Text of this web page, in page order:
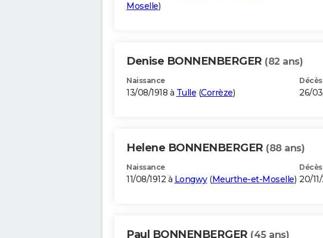
Moselle)
Denise BONNENBERGER (82 ans)
Naissance
13/08/1918 à Tulle (Corrèze)
Décès
26/
Helene BONNENBERGER (88 ans)
Naissance
11/08/1912 à Longwy(Meurthe-et-Moselle)
Décès
20/
Paul BONNENBERGER (45 ans)